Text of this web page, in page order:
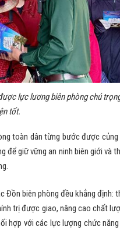
lực lương biên phòng chú
tốt.
toàn dân từng bước được
để giữ vững an ninh biên giới và
Đồn biên phòng đều khẳng định:
trị được giao, nâng cao chất
hợp với các lực lượng chức